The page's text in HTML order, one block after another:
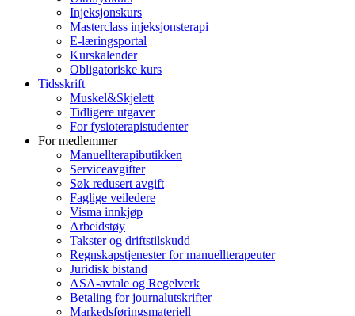
Injeksjonskurs
Masterclass injeksjonsterapi
E-læringsportal
Kurskalender
Obligatoriske kurs
Tidsskrift
Muskel&Skjelett
Tidligere utgaver
For fysioterapistudenter
For medlemmer
Manuellterapibutikken
Serviceavgifter
Søk redusert avgift
Faglige veiledere
Visma innkjøp
Arbeidstøy
Takster og driftstilskudd
Regnskapstjenester for manuellterapeuter
Juridisk bistand
ASA-avtale og Regelverk
Betaling for journalutskrifter
Markedsføringsmateriell